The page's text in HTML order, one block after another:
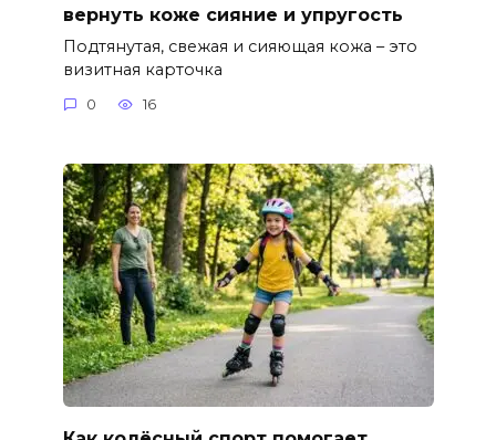
вернуть коже сияние и упругость
Подтянутая, свежая и сияющая кожа – это
визитная карточка
0 16